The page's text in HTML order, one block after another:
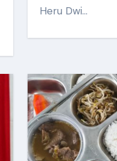
Heru Dwi…